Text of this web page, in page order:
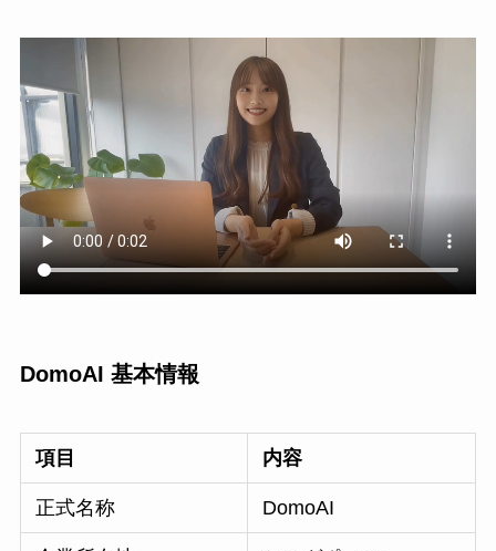
DomoAI 基本情報
項目 内容
正式名称 DomoAI